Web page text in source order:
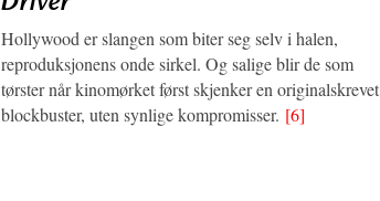
Hollywood er slangen som biter seg selv i halen,
reproduksjonens onde sirkel. Og salige blir de som
tørster når kinomørket først skjenker en originalskrevet
blockbuster, uten synlige kompromisser. [6]